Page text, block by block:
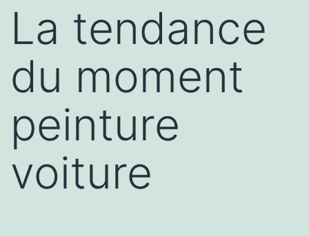
La tendance
du moment
peinture
voiture